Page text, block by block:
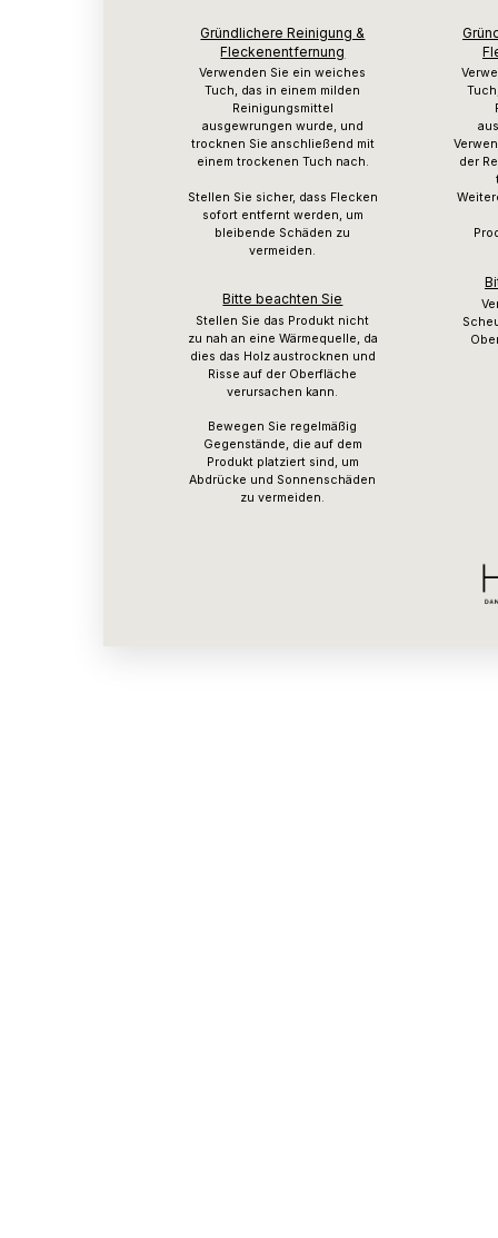
Gründlichere Reinigung &
Fleckenentfernung
Verwenden Sie ein weiches
Tuch, das in einem milden
Reinigungsmittel
ausgewrungen wurde, und
trocknen Sie anschließend mit
einem trockenen Tuch nach.
Stellen Sie sicher, dass Flecken
sofort entfernt werden, um
bleibende Schäden zu
vermeiden.
Bitte beachten Sie
Stellen Sie das Produkt nicht
zu nah an eine Wärmequelle, da
dies das Holz austrocknen und
Risse auf der Oberfläche
verursachen kann.
Bewegen Sie regelmäßig
Gegenstände, die auf dem
Produkt platziert sind, um
Abdrücke und Sonnenschäden
zu vermeiden.
der